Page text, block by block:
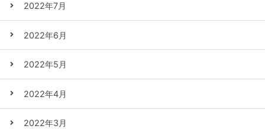
2022年7月
2022年6月
2022年5月
2022年4月
2022年3月